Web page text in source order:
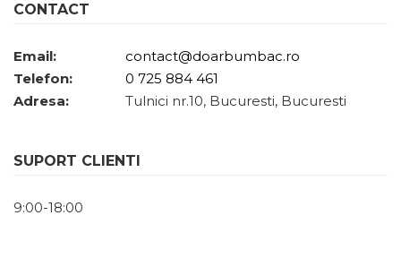
CONTACT
Email:
contact@doarbumbac.ro
Telefon:
0 725 884 461
Adresa:
Tulnici nr.10, Bucuresti, Bucuresti
SUPORT CLIENTI
9:00-18:00